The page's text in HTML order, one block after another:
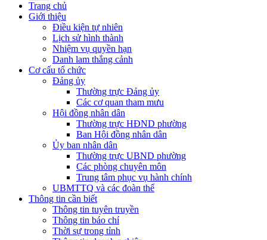
Trang chủ
Giới thiệu
Điều kiện tự nhiên
Lịch sử hình thành
Nhiệm vụ quyền hạn
Danh lam thắng cảnh
Cơ cấu tổ chức
Đảng ủy
Thường trực Đảng ủy
Các cơ quan tham mưu
Hội đồng nhân dân
Thường trực HĐND phường
Ban Hội đồng nhân dân
Ủy ban nhân dân
Thường trực UBND phường
Các phòng chuyên môn
Trung tâm phục vụ hành chính
UBMTTQ và các đoàn thể
Thông tin cần biết
Thông tin tuyên truyền
Thông tin báo chí
Thời sự trong tỉnh